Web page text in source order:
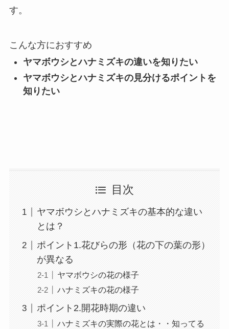
す。
こんな方におすすめ
ヤマボウシとハナミズキの違いを知りたい
ヤマボウシとハナミズキの見分けるポイントを
知りたい
目次
ヤマボウシとハナミズキの基本的な違い
とは？
ポイント1.花びらの形（花の下の葉の形）
が異なる
ヤマボウシの花の様子
ハナミズキの花の様子
ポイント2.開花時期の違い
ハナミズキの実際の花とは・・知ってる